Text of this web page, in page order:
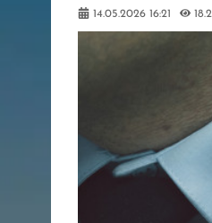
14.05.2026 16:21